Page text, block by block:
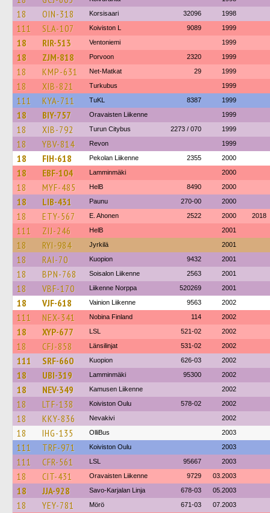
18 OIN-318 Korsisaari 32096 1998
111 SLA-107 Koiviston L 9089 1999
18 RIR-513 Ventoniemi 1999
18 ZJM-818 Porvoon 2320 1999
18 KMP-631 Net-Matkat 29 1999
18 XIB-821 Turkubus 1999
111 KYA-711 TuKL 8387 1999
18 BIY-757 Oravaisten Liikenne 1999
18 XIB-792 Turun Citybus 2273 / 070 1999
18 YBV-814 Revon 1999
18 FIH-618 Pekolan Liikenne 2355 2000
18 EBF-104 Lamminmäki 2000
18 MYF-485 HelB 8490 2000
18 LIB-431 Paunu 270-00 2000
18 ETY-567 E. Ahonen 2522 2000 2018
111 ZIJ-246 HelB 2001
18 RYI-984 Jyrkilä 2001
18 RAI-70 Kuopion 9432 2001
18 BPN-768 Soisalon Liikenne 2563 2001
18 VBF-170 Liikenne Norppa 520269 2001
18 VJF-618 Vainion Liikenne 9563 2002
111 NEX-341 Nobina Finland 114 2002
18 XYP-677 LSL 521-02 2002
18 CFJ-858 Länsilinjat 531-02 2002
111 SRF-660 Kuopion 626-03 2002
18 UBI-319 Lamminmäki 95300 2002
18 NEV-349 Kamusen Liikenne 2002
18 LTF-138 Koiviston Oulu 578-02 2002
18 KKY-836 Nevakivi 2002
18 IHG-135 OlliBus 2003
111 TRF-971 Koiviston Oulu 2003
111 CFR-561 LSL 95667 2003
18 CIT-431 Oravaisten Liikenne 9729 03.2003
18 JJA-928 Savo-Karjalan Linja 678-03 05.2003
18 YEY-781 Mörö 671-03 07.2003